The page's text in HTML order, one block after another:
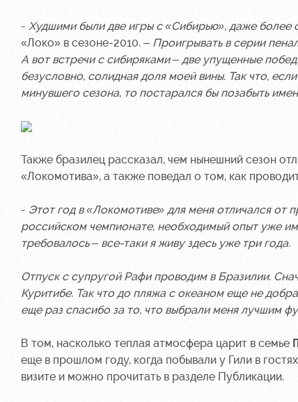
- Худшими были две игры с «Сибирью», даже более
«Локо» в сезоне-2010. – Проигрывать в серии
А вот встречи с сибиряками – две упущенные
безусловно, солидная доля моей вины. Так что,
минувшего сезона, то постарался бы позабыть
Также бразилец рассказал, чем нынешний сезон
«Локомотива», а также поведал о том, как
- Этот год в «Локомотиве» для меня отличался от
российском чемпионате, необходимый опыт уже
требовалось – все-таки я живу здесь уже три года.
Отпуск с супругой Рафи проводим в Бразилии.
Куритибе. Так что до пляжа с океаном еще не
еще раз спасибо за то, что выбрали меня лучшим
В том, насколько теплая атмосфера царит в семье
еще в прошлом году, когда побывали у Гили в
визите и можно прочитать в разделе Публикации.